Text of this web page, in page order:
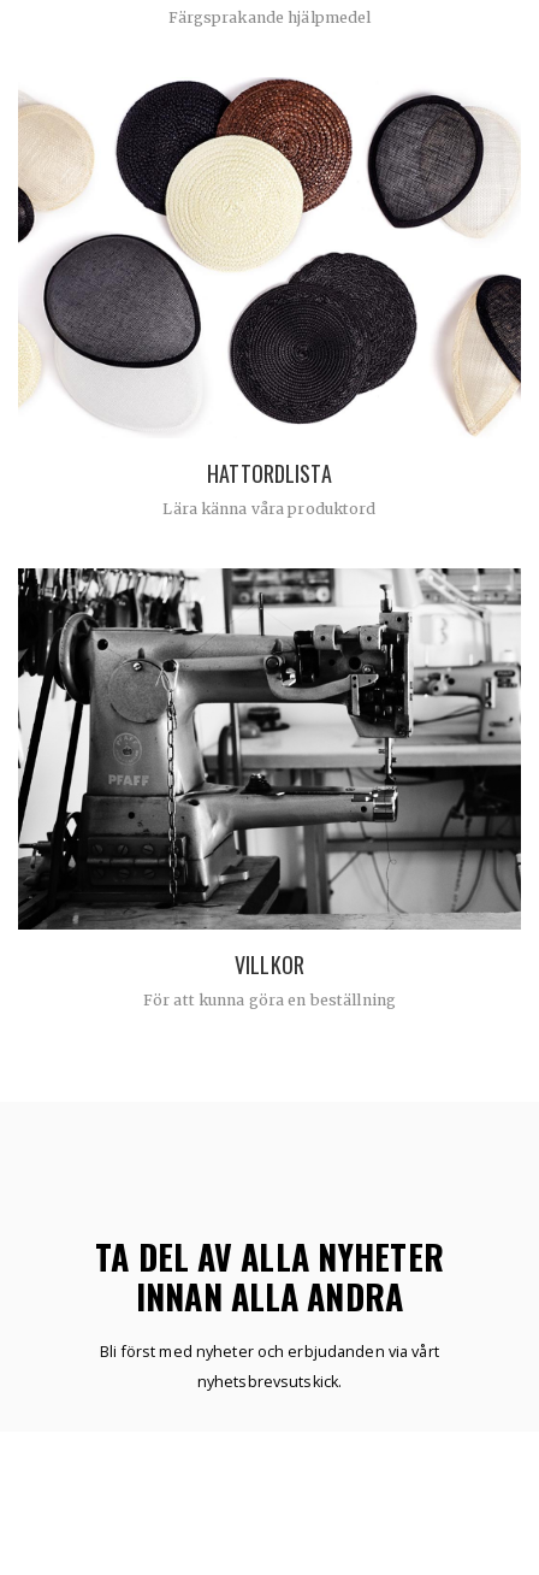
Färgsprakande hjälpmedel
HATTORDLISTA
Lära känna våra produktord
VILLKOR
För att kunna göra en beställning
TA DEL AV ALLA NYHETER
INNAN ALLA ANDRA
Bli först med nyheter och erbjudanden via vårt
nyhetsbrevsutskick.